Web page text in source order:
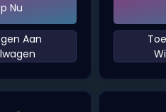
Nu
Aan